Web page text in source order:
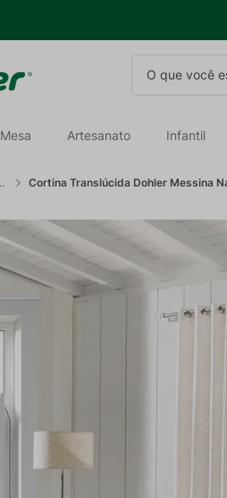
Mesa Artesanato Infantil
Cortina Translúcida Dohler Messina